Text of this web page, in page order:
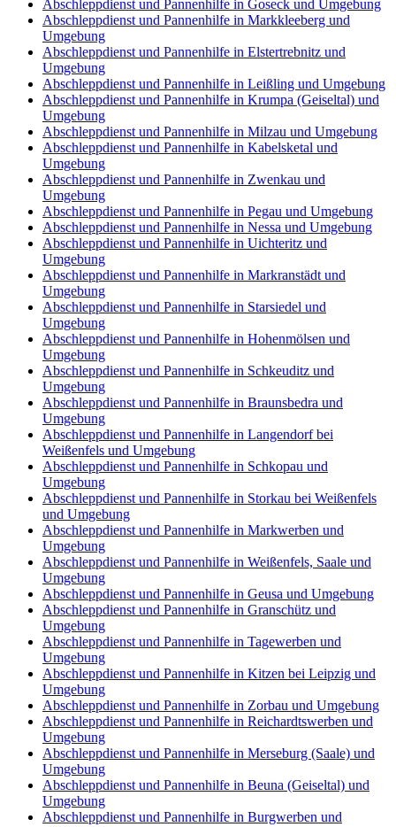
Abschleppdienst und Pannenhilfe in Goseck und Umgebung
Abschleppdienst und Pannenhilfe in Markkleeberg und
Umgebung
Abschleppdienst und Pannenhilfe in Elstertrebnitz und
Umgebung
Abschleppdienst und Pannenhilfe in Leißling und Umgebung
Abschleppdienst und Pannenhilfe in Krumpa (Geiseltal) und
Umgebung
Abschleppdienst und Pannenhilfe in Milzau und Umgebung
Abschleppdienst und Pannenhilfe in Kabelsketal und
Umgebung
Abschleppdienst und Pannenhilfe in Zwenkau und
Umgebung
Abschleppdienst und Pannenhilfe in Pegau und Umgebung
Abschleppdienst und Pannenhilfe in Nessa und Umgebung
Abschleppdienst und Pannenhilfe in Uichteritz und
Umgebung
Abschleppdienst und Pannenhilfe in Markranstädt und
Umgebung
Abschleppdienst und Pannenhilfe in Starsiedel und
Umgebung
Abschleppdienst und Pannenhilfe in Hohenmölsen und
Umgebung
Abschleppdienst und Pannenhilfe in Schkeuditz und
Umgebung
Abschleppdienst und Pannenhilfe in Braunsbedra und
Umgebung
Abschleppdienst und Pannenhilfe in Langendorf bei
Weißenfels und Umgebung
Abschleppdienst und Pannenhilfe in Schkopau und
Umgebung
Abschleppdienst und Pannenhilfe in Storkau bei Weißenfels
und Umgebung
Abschleppdienst und Pannenhilfe in Markwerben und
Umgebung
Abschleppdienst und Pannenhilfe in Weißenfels, Saale und
Umgebung
Abschleppdienst und Pannenhilfe in Geusa und Umgebung
Abschleppdienst und Pannenhilfe in Granschütz und
Umgebung
Abschleppdienst und Pannenhilfe in Tagewerben und
Umgebung
Abschleppdienst und Pannenhilfe in Kitzen bei Leipzig und
Umgebung
Abschleppdienst und Pannenhilfe in Zorbau und Umgebung
Abschleppdienst und Pannenhilfe in Reichardtswerben und
Umgebung
Abschleppdienst und Pannenhilfe in Merseburg (Saale) und
Umgebung
Abschleppdienst und Pannenhilfe in Beuna (Geiseltal) und
Umgebung
Abschleppdienst und Pannenhilfe in Burgwerben und